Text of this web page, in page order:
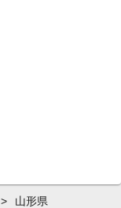
> 山形県